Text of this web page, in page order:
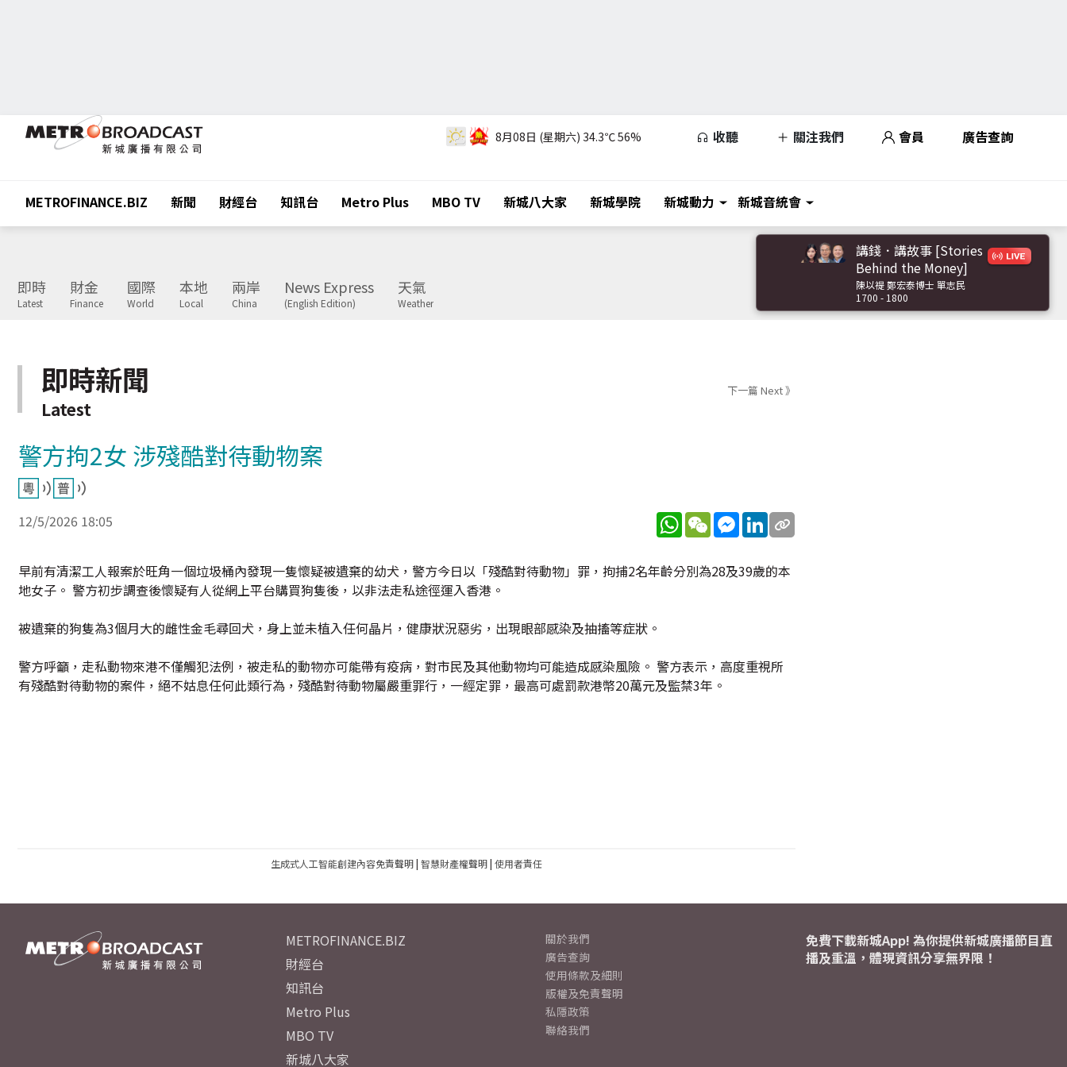
8月08日 (星期六) 34.3℃56% 收聽 關注我們 會員 廣告查詢
METROFINANCE.BIZ 新聞 財經台 知訊台 Metro Plus MBO TV 新城八大家 新城學院 新城動力 新城音統會
即時
Latest
財金
Finance
國際
World
本地
Local
兩岸
China
News Express
(English Edition)
天氣
Weather
講錢．講故事 [Stories
Behind the Money]
陳以禔 鄭宏泰博士 單志民
1700 - 1800
即時新聞
Latest
下一篇 Next 》
警方拘2女 涉殘酷對待動物案
12/5/2026 18:05 WhatsApp
WeChatMessenger
LinkedIn
早前有清潔工人報案於旺角一個垃圾桶內發現一隻懷疑被遺棄的幼犬，警方今日以「殘酷對待動物」罪，拘捕2名年齡分別為28及39歲的本
地女子。 警方初步調查後懷疑有人從網上平台購買狗隻後，以非法走私途徑運入香港。
被遺棄的狗隻為3個月大的雌性金毛尋回犬，身上並未植入任何晶片，健康狀況惡劣，出現眼部感染及抽搐等症狀。
警方呼籲，走私動物來港不僅觸犯法例，被走私的動物亦可能帶有疫病，對市民及其他動物均可能造成感染風險。 警方表示，高度重視所
有殘酷對待動物的案件，絕不姑息任何此類行為，殘酷對待動物屬嚴重罪行，一經定罪，最高可處罰款港幣20萬元及監禁3年。
生成式人工智能創建內容免責聲明| 智慧財產權聲明| 使用者責任
METROFINANCE.BIZ
財經台
知訊台
Metro Plus
MBO TV
新城八大家
關於我們
廣告查詢
使用條款及細則
版權及免責聲明
私隱政策
聯絡我們
免費下載新城App! 為你提供新城廣播節目直
播及重溫，體現資訊分享無界限！